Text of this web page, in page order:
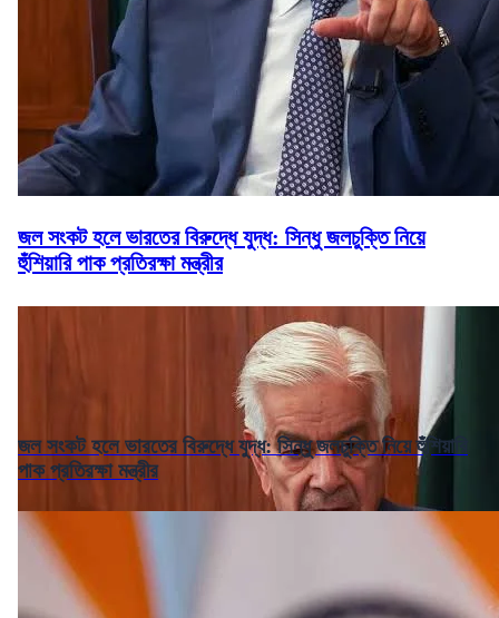
জল সংকট হলে ভারতের বিরুদ্ধে যুদ্ধ: সিন্ধু জলচুক্তি নিয়ে
হুঁশিয়ারি পাক প্রতিরক্ষা মন্ত্রীর
জল সংকট হলে ভারতের বিরুদ্ধে যুদ্ধ: সিন্ধু জলচুক্তি নিয়ে হুঁশিয়ারি
পাক প্রতিরক্ষা মন্ত্রীর